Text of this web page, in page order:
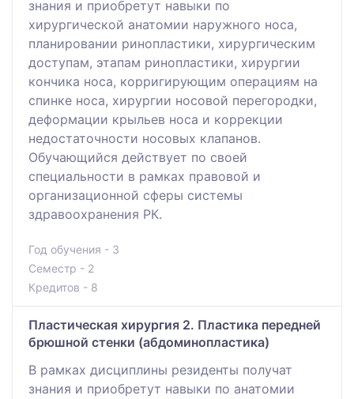
знания и приобретут навыки по
хирургической анатомии наружного носа,
планировании ринопластики, хирургическим
доступам, этапам ринопластики, хирургии
кончика носа, корригирующим операциям на
спинке носа, хирургии носовой перегородки,
деформации крыльев носа и коррекции
недостаточности носовых клапанов.
Обучающийся действует по своей
специальности в рамках правовой и
организационной сферы системы
здравоохранения РК.
Год обучения - 3
Семестр - 2
Кредитов - 8
Пластическая хирургия 2. Пластика передней
брюшной стенки (абдоминопластика)
В рамках дисциплины резиденты получат
знания и приобретут навыки по анатомии